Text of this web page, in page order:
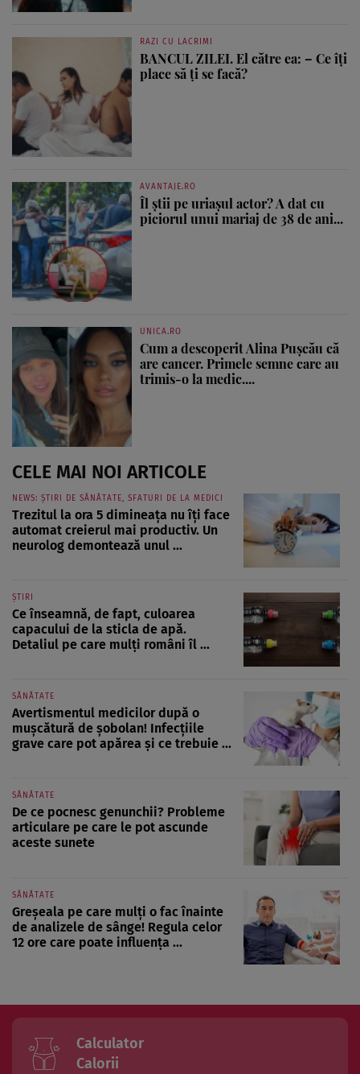
RAZI CU LACRIMI
BANCUL ZILEI. El către ea: – Ce îți
place să ți se facă?
AVANTAJE.RO
Îl știi pe uriașul actor? A dat cu
piciorul unui mariaj de 38 de ani...
UNICA.RO
Cum a descoperit Alina Pușcău că
are cancer. Primele semne care au
trimis-o la medic....
CELE MAI NOI ARTICOLE
NEWS: ȘTIRI DE SĂNĂTATE, SFATURI DE LA MEDICI
Trezitul la ora 5 dimineața nu îți face
automat creierul mai productiv. Un
neurolog demontează unul ...
ȘTIRI
Ce înseamnă, de fapt, culoarea
capacului de la sticla de apă.
Detaliul pe care mulți români îl ...
SĂNĂTATE
Avertismentul medicilor după o
mușcătură de șobolan! Infecțiile
grave care pot apărea și ce trebuie ...
SĂNĂTATE
De ce pocnesc genunchii? Probleme
articulare pe care le pot ascunde
aceste sunete
SĂNĂTATE
Greșeala pe care mulți o fac înainte
de analizele de sânge! Regula celor
12 ore care poate influența ...
Calculator
Calorii